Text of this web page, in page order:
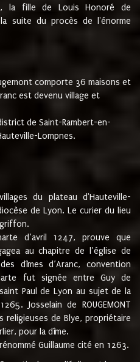
la fille de Louis Honoré de
la suite du procès de l'énorme
comporte 36 maisons et
est devenu village et
de Saint-Rambert-en-
Lompnes.
du plateau d'Hauteville-
de Lyon. Le curier du lieu
d’avril 1247, prouve que
au chapitre de l’église de
dîmes d’Aranc, convention
fut signée entre Guy de
Paul de Lyon au sujet de la
Josselain de ROUGEMONT
religieuses de Blye, propriétaire
pour la dîme.
Guillaume cité en 1263.